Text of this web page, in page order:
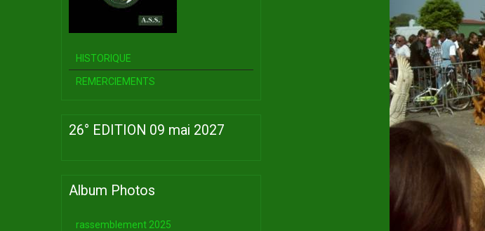
HISTORIQUE
REMERCIEMENTS
26° EDITION 09 mai 2027
Album Photos
rassemblement 2025